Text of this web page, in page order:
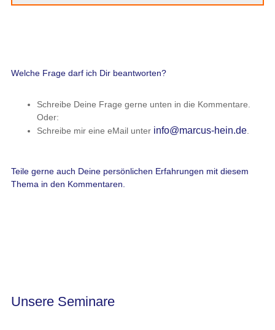
Welche Frage darf ich Dir beantworten?
Schreibe Deine Frage gerne unten in die Kommentare.
Oder:
Schreibe mir eine eMail unter info@marcus-hein.de.
Teile gerne auch Deine persönlichen Erfahrungen mit diesem
Thema in den Kommentaren.
Unsere Seminare